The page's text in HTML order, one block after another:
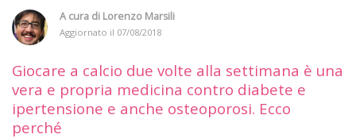
A cura di Lorenzo Marsili
Aggiornato il 07/08/2018
Giocare a calcio due volte alla settimana è una
vera e propria medicina contro diabete e
ipertensione e anche osteoporosi. Ecco
perché